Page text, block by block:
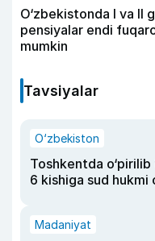
O‘zbekistonda I va II
pensiyalar endi
mumkin
Tavsiyalar
O‘zbekiston
Toshkentda o‘pirilib
6 kishiga sud hukmi
Madaniyat